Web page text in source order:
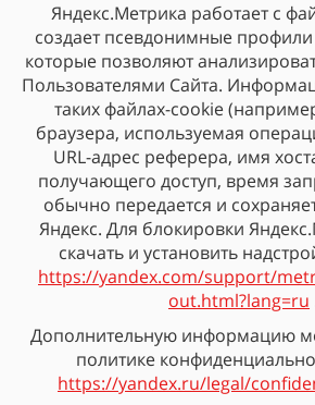
Яндекс.Метрика работает с
создает псевдонимные
которые позволяют
Пользователями Сайта.
таких файлах-cookie
браузера, используемая
URL-адрес реферера, имя
получающего доступ, время
обычно передается и
Яндекс. Для блокировки
скачать и установить
https://yandex.com/support/
out.html?lang=ru
Дополнительную информацию
политике
https://yandex.ru/legal/